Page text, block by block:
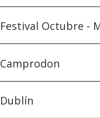
Festival Octubre -
Camprodon
Dublín